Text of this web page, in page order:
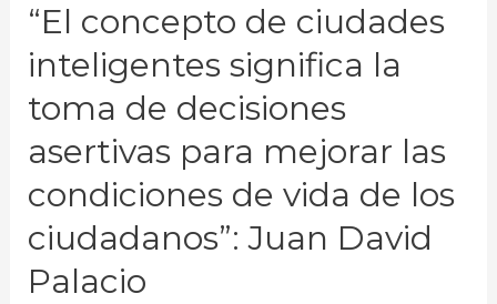
“El concepto de ciudades
inteligentes significa la
toma de decisiones
asertivas para mejorar las
condiciones de vida de los
ciudadanos”: Juan David
Palacio